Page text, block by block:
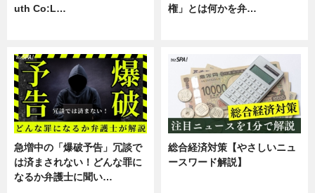
uth Co:L…
権」とは何かを弁…
急増中の「爆破予告」冗談で
は済まされない！どんな罪に
なるか弁護士に聞い…
総合経済対策【やさしいニュ
ースワード解説】